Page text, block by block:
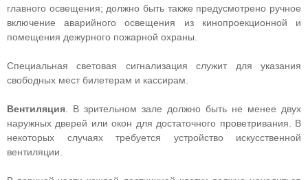
главного освещения; должно быть также предусмотрено ручное
включение аварийного освещения из кинопроекционной и
помещения дежурного пожарной охраны.
Специальная световая сигнализация служит для указания
свободных мест билетерам и кассирам.
Вентиляция . В зрительном зале должно быть не менее двух
наружных дверей или окон для достаточного проветривания. В
некоторых случаях требуется устройство искусственной
вентиляции.